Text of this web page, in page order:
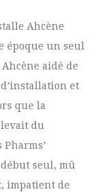
Ahcène
époque un seul
aidé de
et
que la
du
seul, mû
impatient de